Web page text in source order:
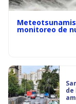
monitoreo de
de